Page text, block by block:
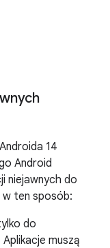
14
Android
niejawnych do
ten sposób:
do
muszą